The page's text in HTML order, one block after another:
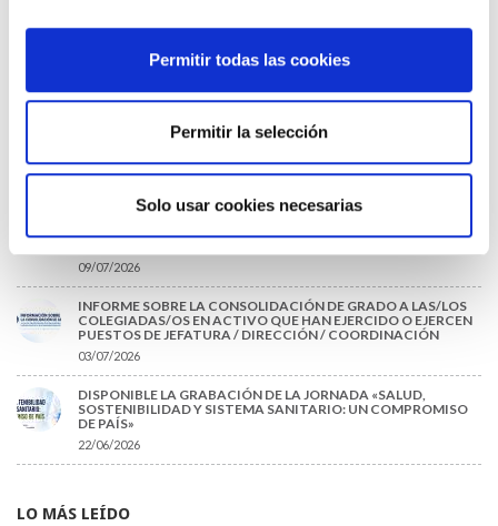
Permitir todas las cookies
Permitir la selección
Solo usar cookies necesarias
TRÁFICO SUPRIME LAS EXENCIONES MÉDICAS PARA EL USO
DEL CASCO Y DEL CINTURÓN DE SEGURIDAD
13/07/2026
EL AUMENTO DE PRIMAS A MUFACE NO MEJORA LAS
CONDICIONES DE LOS MÉDICOS QUE ATIENDEN A
09/07/2026
EL COLEGIO DE MÉDICOS DE OURENSE EXIGE MEDIDAS
URGENTES ANTE LA SITUACIÓN CRÍTICA DEL SERVICIO DE
09/07/2026
INFORME SOBRE LA CONSOLIDACIÓN DE GRADO A LAS/LOS
COLEGIADAS/OS EN ACTIVO QUE HAN EJERCIDO O EJERCEN
PUESTOS DE JEFATURA / DIRECCIÓN / COORDINACIÓN
03/07/2026
DISPONIBLE LA GRABACIÓN DE LA JORNADA «SALUD,
SOSTENIBILIDAD Y SISTEMA SANITARIO: UN COMPROMISO
DE PAÍS»
22/06/2026
LO MÁS LEÍDO